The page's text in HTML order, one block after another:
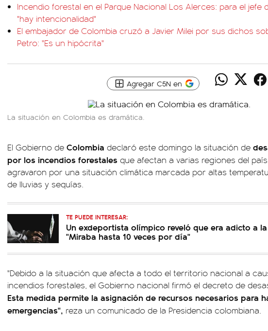
Incendio forestal en el Parque Nacional Los Alerces: para el jefe
"hay intencionalidad"
El embajador de Colombia cruzó a Javier Milei por sus dichos
Petro: "Es un hipócrita"
Agregar C5N en
La situación en Colombia es dramática.
El Gobierno de Colombia declaró este domingo la situación de
por los incendios forestales que afectan a varias regiones del
agravaron por una situación climática marcada por altas
de lluvias y sequías.
TE PUEDE INTERESAR:
Un exdeportista olímpico reveló que era adicto a
"Miraba hasta 10 veces por día"
"Debido a la situación que afecta a todo el territorio nacional a
incendios forestales, el Gobierno nacional firmó el decreto de
Esta medida permite la asignación de recursos necesarios para
emergencias", reza un comunicado de la Presidencia colombiana.